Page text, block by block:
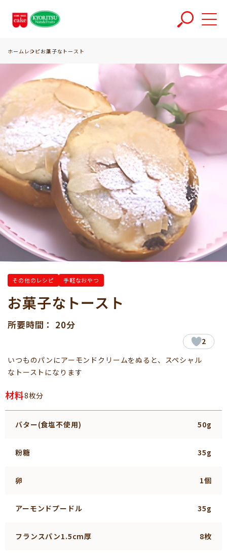
ホーム レシピお菓子なトースト
その他のレシピ 手軽なおやつ
お菓子なトースト
所要時間： 20分
いつものパンにアーモンドクリームをぬると、スペシャル
なトーストになります
2
材料8枚分
バター(食塩不使用) 50g
粉糖 35g
卵 1個
アーモンドプードル 35g
フランスパン1.5cm厚 8枚